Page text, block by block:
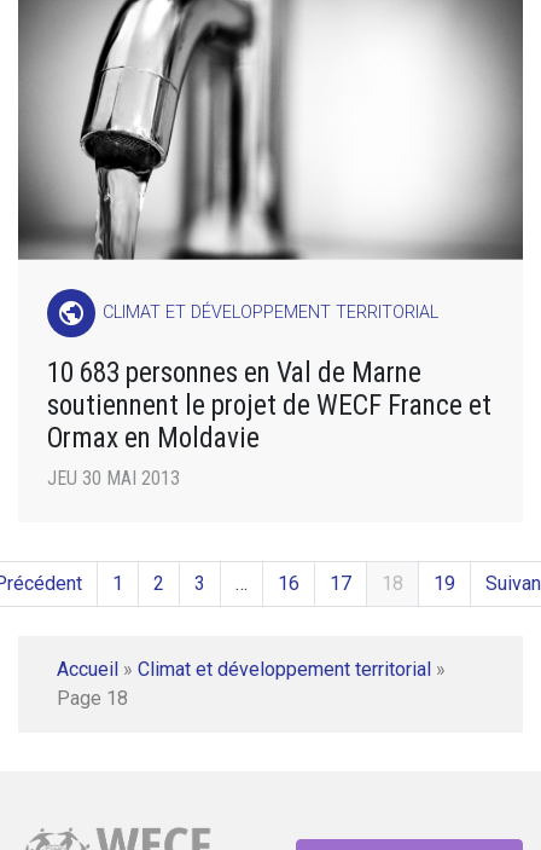
public CLIMAT ET DÉVELOPPEMENT TERRITORIAL
10 683 personnes en Val de Marne
soutiennent le projet de WECF France et
Ormax en Moldavie
JEU 30 MAI 2013
1 2 3 … 16 17 18 19
Accueil » Climat et développement territorial »
Page 18